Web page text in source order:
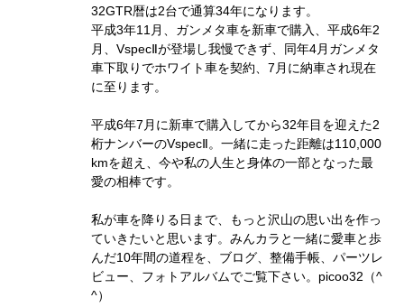
32GTR暦は2台で通算34年になります。
平成3年11月、ガンメタ車を新車で購入、平成6年2
月、VspecⅡが登場し我慢できず、同年4月ガンメタ
車下取りでホワイト車を契約、7月に納車され現在
に至ります。
平成6年7月に新車で購入してから32年目を迎えた2
桁ナンバーのVspecⅡ。一緒に走った距離は110,000
kmを超え、今や私の人生と身体の一部となった最
愛の相棒です。
私が車を降りる日まで、もっと沢山の思い出を作っ
ていきたいと思います。みんカラと一緒に愛車と歩
んだ10年間の道程を、ブログ、整備手帳、パーツレ
ビュー、フォトアルバムでご覧下さい。picoo32（^
^）